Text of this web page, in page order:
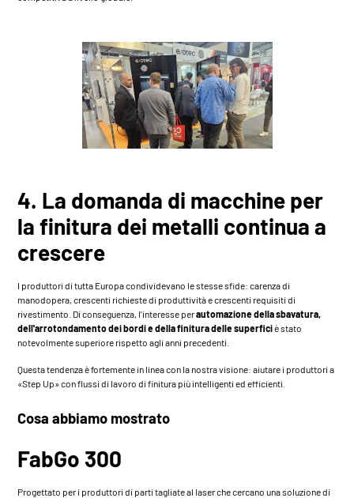
4. La domanda di macchine per
la finitura dei metalli continua a
crescere
I produttori di tutta Europa condividevano le stesse sfide: carenza di
manodopera, crescenti richieste di produttività e crescenti requisiti di
rivestimento. Di conseguenza, l'interesse perautomazione della sbavatura,
dell'arrotondamento dei bordi e della finitura delle superficiè stato
notevolmente superiore rispetto agli anni precedenti.
Questa tendenza è fortemente in linea con la nostra visione: aiutare i produttori a
«Step Up» con flussi di lavoro di finitura più intelligenti ed efficienti.
Cosa abbiamo mostrato
FabGo 300
Progettato per i produttori di parti tagliate al laser che cercano una soluzione di